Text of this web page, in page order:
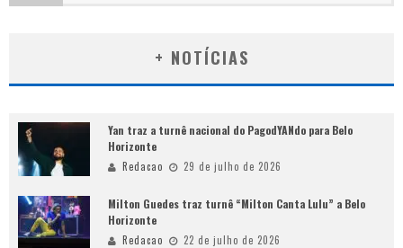
+ NOTÍCIAS
Yan traz a turnê nacional do PagodYANdo para Belo
Horizonte
Redacao 29 de julho de 2026
Milton Guedes traz turnê “Milton Canta Lulu” a Belo
Horizonte
Redacao 22 de julho de 2026